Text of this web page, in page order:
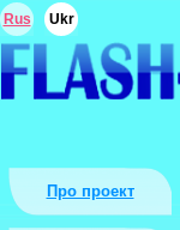
Про проект
Rus Ukr